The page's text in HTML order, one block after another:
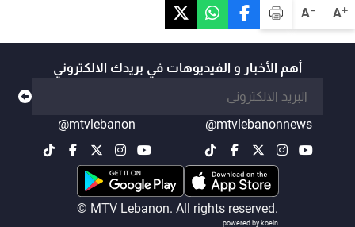
A+
A-
أهم الأخبار و الفيديوهات في بريدك الالكتروني
@mtvlebanonnews
@mtvlebanon
© MTV Lebanon. All rights reserved.
powered by koein